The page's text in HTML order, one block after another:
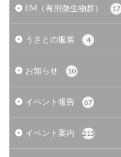
EM（有用微生物群） 17
うさとの服展 4
お知らせ 10
イベント報告 67
イベント案内 213